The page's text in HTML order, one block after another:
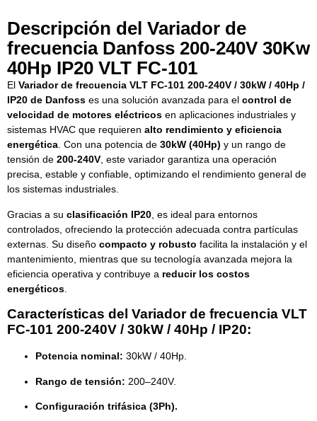
Descripción del Variador de
frecuencia Danfoss 200-240V 30Kw
40Hp IP20 VLT FC-101
El Variador de frecuencia VLT FC-101 200-240V / 30kW / 40Hp /
IP20 de Danfoss es una solución avanzada para el control de
velocidad de motores eléctricos en aplicaciones industriales y
sistemas HVAC que requieren alto rendimiento y eficiencia
energética. Con una potencia de 30kW (40Hp) y un rango de
tensión de 200-240V, este variador garantiza una operación
precisa, estable y confiable, optimizando el rendimiento general de
los sistemas industriales.
Gracias a su clasificación IP20 , es ideal para entornos
controlados, ofreciendo la protección adecuada contra partículas
externas. Su diseño compacto y robusto facilita la instalación y el
mantenimiento, mientras que su tecnología avanzada mejora la
eficiencia operativa y contribuye a reducir los costos
energéticos
Características del Variador de frecuencia VLT
FC-101 200-240V / 30kW / 40Hp / IP20:
Potencia nominal: 30kW / 40Hp.
Rango de tensión: 200–240V.
Configuración trifásica (3Ph).